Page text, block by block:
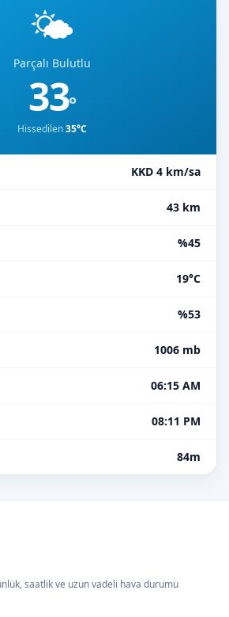
🌤️
Parçalı Bulutlu
33°
Hissedilen35°C
KKD 4 km/sa
43 km
%45
19°C
%53
1006 mb
06:15 AM
08:11 PM
84m
saatlik ve uzun vadeli hava durumu